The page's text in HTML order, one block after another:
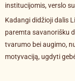
institucijomis, verslo
Kadangi didžioji dalis
paremta savanorišku
tvarumo bei augimo,
motyvaciją, ugdyti